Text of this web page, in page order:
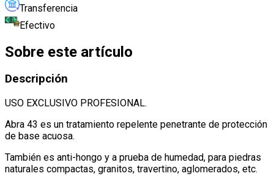
Transferencia
Efectivo
Sobre este artículo
Descripción
USO EXCLUSIVO PROFESIONAL.
Abra 43 es un tratamiento repelente penetrante de protección
de base acuosa.
También es anti-hongo y a prueba de humedad, para piedras
naturales compactas, granitos, travertino, aglomerados, etc.